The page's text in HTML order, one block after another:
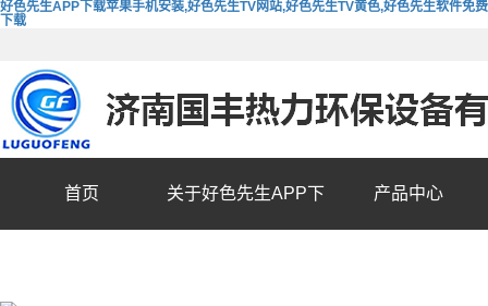
好色先生APP下载苹果手机安装,好色先生TV网站,好色先生TV黄色,好色先生软件免费
下载
首页 关于好色先生APP下 产品中心